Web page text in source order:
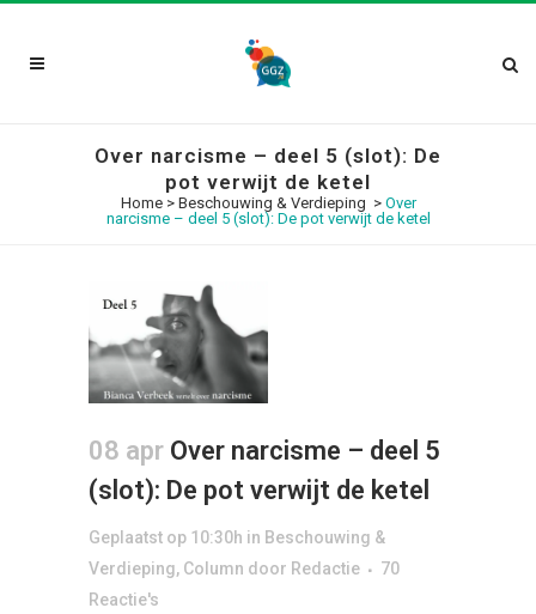
Over narcisme – deel 5 (slot): De
pot verwijt de ketel
Home> Beschouwing & Verdieping > Over
narcisme – deel 5 (slot): De pot verwijt de ketel
08 apr Over narcisme – deel 5
(slot): De pot verwijt de ketel
Geplaatst op 10:30h in Beschouwing &
Verdieping, Column door Redactie
70
Reactie's